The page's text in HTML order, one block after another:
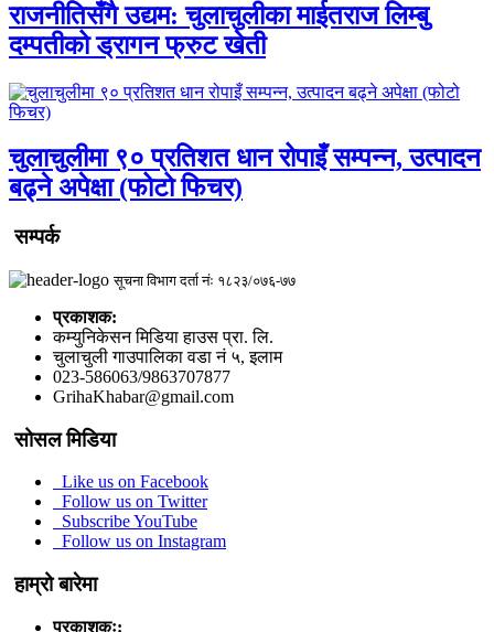
राजनीतिसँगै उद्यम: चुलाचुलीका माईतराज लिम्बु
दम्पतीको ड्रागन फ्रुट खेती
चुलाचुलीमा ९० प्रतिशत धान रोपाइँ सम्पन्न, उत्पादन
बढ्ने अपेक्षा (फोटो फिचर)
सम्पर्क
सूचना विभाग दर्ता नंः १८२३/०७६-७७
प्रकाशक:
कम्युनिकेसन मिडिया हाउस प्रा. लि.
चुलाचुली गाउपालिका वडा नं ५, इलाम
023-586063/9863707877
GrihaKhabar@gmail.com
सोसल मिडिया
Like us on Facebook
Follow us on Twitter
Subscribe YouTube
Follow us on Instagram
हाम्रो बारेमा
प्रकाशकः: